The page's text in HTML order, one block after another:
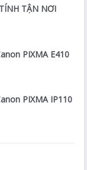
TẬN NƠI
PIXMA E410
PIXMA IP110